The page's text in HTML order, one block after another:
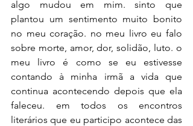
algo mudou em mim. sinto que
plantou um sentimento muito bonito
no meu coração. no meu livro eu falo
sobre morte, amor, dor, solidão, luto. o
meu livro é como se eu estivesse
contando à minha irmã a vida que
continua acontecendo depois que ela
faleceu. em todos os encontros
literários que eu participo acontece das